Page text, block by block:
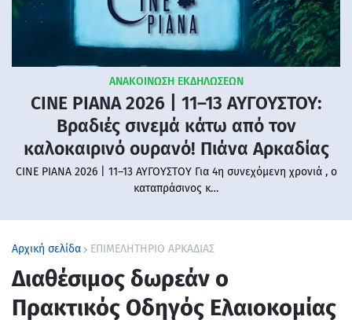
ΑΝΑΚΟΙΝΩΣΗ ΕΚΔΗΛΩΣΕΩΝ
CINE PIANA 2026 | 11–13 ΑΥΓΟΥΣΤΟΥ:
Βραδιές σινεμά κάτω από τον
καλοκαιρινό ουρανό! Πιάνα Αρκαδίας
CINE PIANA 2026 | 11–13 ΑΥΓΟΥΣΤΟΥ Για 4η συνεχόμενη χρονιά , ο
καταπράσινος κ…
Αρχική σελίδα ΕΠΙΜΕΛΗΤΗΡΙΟ ΑΡΚΑΔΙΑΣ
Διαθέσιμος δωρεάν ο
Πρακτικός Οδηγός Ελαιοκομίας